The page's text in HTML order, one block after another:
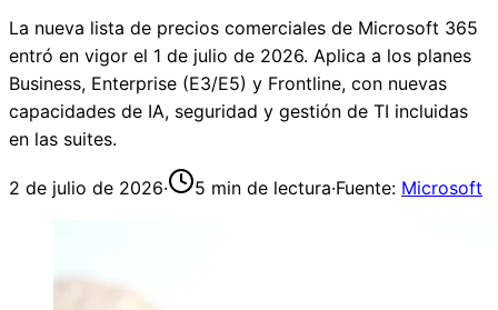
La nueva lista de precios comerciales de Microsoft 365
entró en vigor el 1 de julio de 2026. Aplica a los planes
Business, Enterprise (E3/E5) y Frontline, con nuevas
capacidades de IA, seguridad y gestión de TI incluidas
en las suites.
2 de julio de 2026· 5 min de lectura·Fuente: Microsoft